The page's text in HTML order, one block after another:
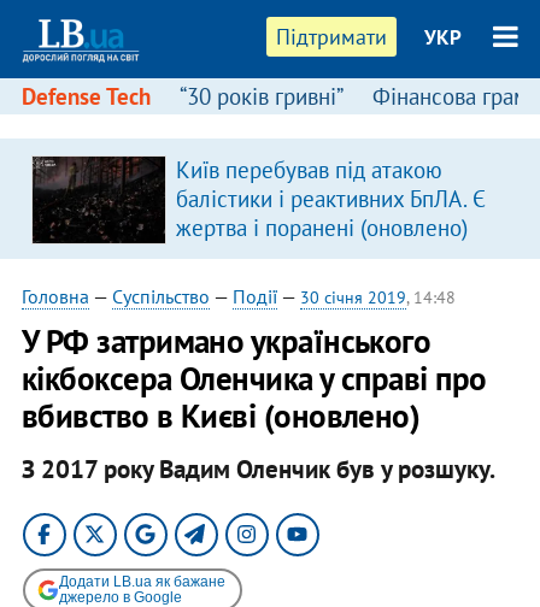
Підтримати УКР
Defense Tech “30 років гривні” Фінансова
Київ перебував під атакою
балістики і реактивних БпЛА. Є
жертва і поранені (оновлено)
Головна — Суспільство — Події— 30 січня 2019, 14:48
У РФ затримано українського
кікбоксера Оленчика у справі про
вбивство в Києві (оновлено)
З 2017 року Вадим Оленчик був у розшуку.
Додати LB.ua як бажане
джерело в Google